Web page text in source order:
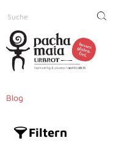
Blog
Filtern